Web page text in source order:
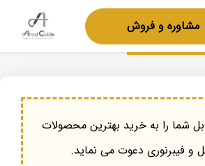
مشاوره و فروش
شما را به خرید بهترین محصولات
و فیبرنوری دعوت می نماید.